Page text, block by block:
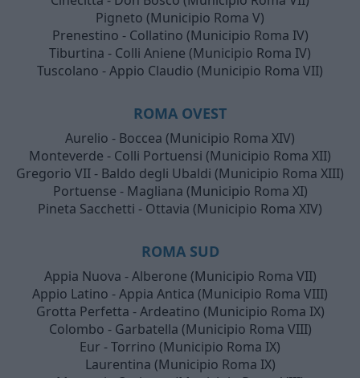
Pigneto (Municipio Roma V)
Prenestino - Collatino (Municipio Roma IV)
Tiburtina - Colli Aniene (Municipio Roma IV)
Tuscolano - Appio Claudio (Municipio Roma VII)
ROMA OVEST
Aurelio - Boccea (Municipio Roma XIV)
Monteverde - Colli Portuensi (Municipio Roma XII)
Gregorio VII - Baldo degli Ubaldi (Municipio Roma XIII)
Portuense - Magliana (Municipio Roma XI)
Pineta Sacchetti - Ottavia (Municipio Roma XIV)
ROMA SUD
Appia Nuova - Alberone (Municipio Roma VII)
Appio Latino - Appia Antica (Municipio Roma VIII)
Grotta Perfetta - Ardeatino (Municipio Roma IX)
Colombo - Garbatella (Municipio Roma VIII)
Eur - Torrino (Municipio Roma IX)
Laurentina (Municipio Roma IX)